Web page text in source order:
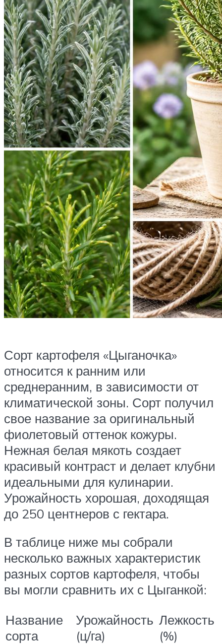
Сорт картофеля «Цыганочка»
относится к ранним или
среднеранним, в зависимости от
климатической зоны. Сорт получил
свое название за оригинальный
фиолетовый оттенок кожуры.
Нежная белая мякоть создает
красивый контраст и делает клубни
идеальными для кулинарии.
Урожайность хорошая, доходящая
до 250 центнеров с гектара.
В таблице ниже мы собрали
несколько важных характеристик
разных сортов картофеля, чтобы
вы могли сравнить их с Цыганкой:
Название
сорта
Урожайность
(ц/га)
Лежкость
(%)